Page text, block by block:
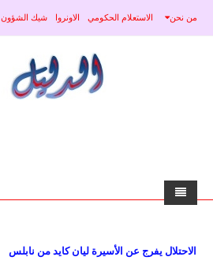
من نحن الاستعلام الحكومي الاونروا شيك الشؤون
الاحتلال يفرج عن الأسيرة ليان كايد من نابلس